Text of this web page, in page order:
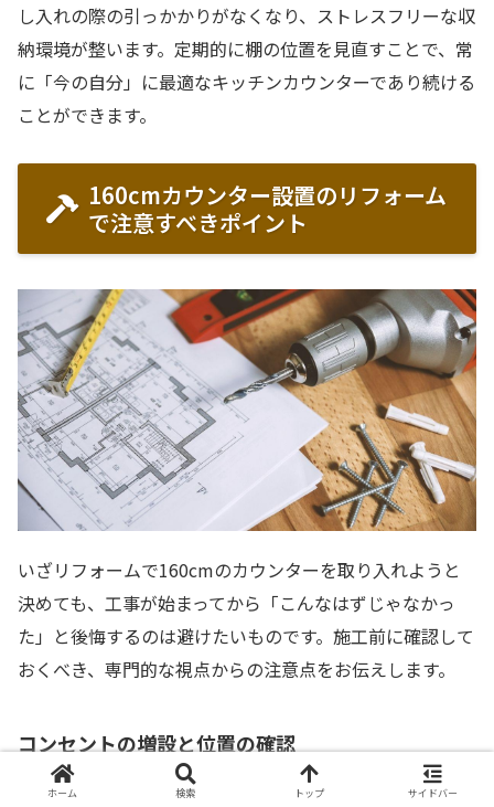
し入れの際の引っかかりがなくなり、ストレスフリーな収
納環境が整います。定期的に棚の位置を見直すことで、常
に「今の自分」に最適なキッチンカウンターであり続ける
ことができます。
160cmカウンター設置のリフォーム
で注意すべきポイント
いざリフォームで160cmのカウンターを取り入れようと
決めても、工事が始まってから「こんなはずじゃなかっ
た」と後悔するのは避けたいものです。施工前に確認して
おくべき、専門的な視点からの注意点をお伝えします。
コンセントの増設と位置の確認
ホーム 検索 トップ サイドバー